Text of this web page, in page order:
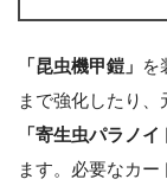
「昆虫機甲鎧」 を
まで強化したり
「寄生虫パラノイ
ます。必要なカ